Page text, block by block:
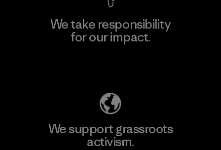
We take responsibility
for our impact.
We support grassroots
activism.